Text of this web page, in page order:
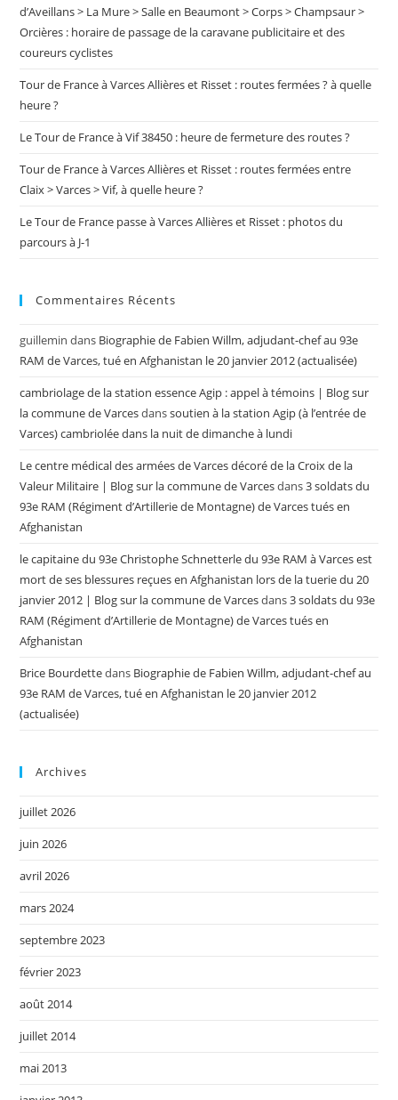
d’Aveillans > La Mure > Salle en Beaumont > Corps > Champsaur >
Orcières : horaire de passage de la caravane publicitaire et des
coureurs cyclistes
Tour de France à Varces Allières et Risset : routes fermées ? à quelle
heure ?
Le Tour de France à Vif 38450 : heure de fermeture des routes ?
Tour de France à Varces Allières et Risset : routes fermées entre
Claix > Varces > Vif, à quelle heure ?
Le Tour de France passe à Varces Allières et Risset : photos du
parcours à J-1
Commentaires Récents
guillemin dans Biographie de Fabien Willm, adjudant-chef au 93e
RAM de Varces, tué en Afghanistan le 20 janvier 2012 (actualisée)
cambriolage de la station essence Agip : appel à témoins | Blog sur
la commune de Varcesdanssoutien à la station Agip (à l’entrée de
Varces) cambriolée dans la nuit de dimanche à lundi
Le centre médical des armées de Varces décoré de la Croix de la
Valeur Militaire | Blog sur la commune de Varcesdans3 soldats du
93e RAM (Régiment d’Artillerie de Montagne) de Varces tués en
Afghanistan
le capitaine du 93e Christophe Schnetterle du 93e RAM à Varces est
mort de ses blessures reçues en Afghanistan lors de la tuerie du 20
janvier 2012 | Blog sur la commune de Varcesdans3 soldats du 93e
RAM (Régiment d’Artillerie de Montagne) de Varces tués en
Afghanistan
Brice Bourdettedans Biographie de Fabien Willm, adjudant-chef au
93e RAM de Varces, tué en Afghanistan le 20 janvier 2012
(actualisée)
Archives
juillet 2026
juin 2026
avril 2026
mars 2024
septembre 2023
février 2023
août 2014
juillet 2014
mai 2013